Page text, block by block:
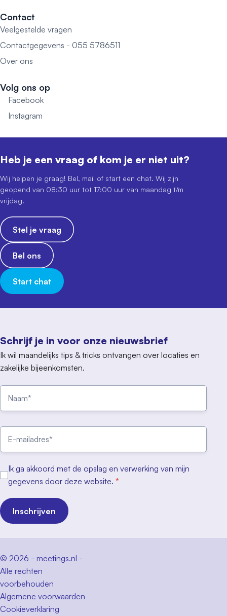
Contact
Veelgestelde vragen
Contactgegevens - 055 5786511
Over ons
Volg ons op
Facebook
Instagram
Schrijf je in voor onze nieuwsbrief
Ik wil maandelijks tips & tricks ontvangen over locaties en
zakelijke bijeenkomsten.
Ik ga akkoord met de opslag en verwerking van mijn
gegevens door deze website. *
Inschrijven
Heb je een vraag of kom je er niet uit?
Wij helpen je graag! Bel, mail of start een chat. Wij zijn
geopend van 08:30 uur tot 17:00 uur van maandag t/m
vrijdag.
Stel je vraag
Bel ons
Start chat
© 2026 - meetings.nl -
Alle rechten
voorbehouden
Algemene voorwaarden
Cookieverklaring